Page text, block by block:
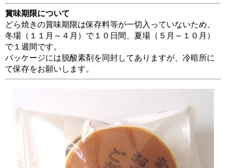
賞味期限について
どら焼きの賞味期限は保存料等が一切入っていないため、
冬場（１１月～４月）で１０日間、夏場（５月～１０月）
で１週間です。
パッケージには脱酸素剤を同封してありますが、冷暗所に
て保存をお願いします。